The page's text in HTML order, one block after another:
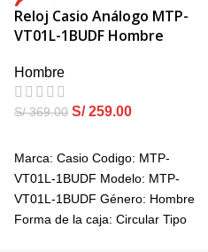
-30%
Reloj Casio Análogo MTP-
VT01L-1BUDF Hombre
Hombre
S/369.00 S/259.00
Marca: Casio Codigo: MTP-
VT01L-1BUDF Modelo: MTP-
VT01L-1BUDF Género: Hombre
Forma de la caja: Circular Tipo